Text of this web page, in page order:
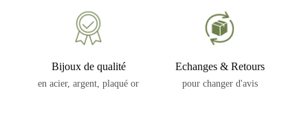
Bijoux de qualité
en acier, argent, plaqué or
Echanges & Retours
pour changer d'avis